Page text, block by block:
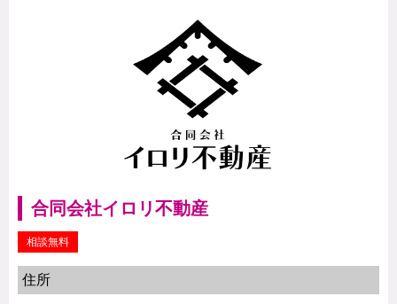
合同会社イロリ不動産
相談無料
住所